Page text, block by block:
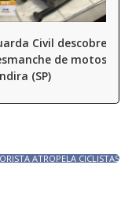
Civil descobre
de motos em
(SP)
ATROPELA CICLISTAS